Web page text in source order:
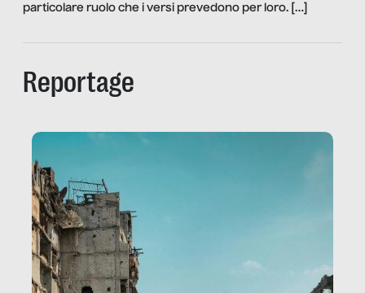
particolare ruolo che i versi prevedono per loro. […]
Reportage